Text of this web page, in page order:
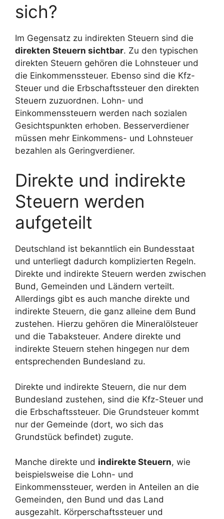
sich?
Im Gegensatz zu indirekten Steuern sind die
direkten Steuern sichtbar. Zu den typischen
direkten Steuern gehören die Lohnsteuer und
die Einkommenssteuer. Ebenso sind die Kfz-
Steuer und die Erbschaftssteuer den direkten
Steuern zuzuordnen. Lohn- und
Einkommenssteuern werden nach sozialen
Gesichtspunkten erhoben. Besserverdiener
müssen mehr Einkommens- und Lohnsteuer
bezahlen als Geringverdiener.
Direkte und indirekte
Steuern werden
aufgeteilt
Deutschland ist bekanntlich ein Bundesstaat
und unterliegt dadurch komplizierten Regeln.
Direkte und indirekte Steuern werden zwischen
Bund, Gemeinden und Ländern verteilt.
Allerdings gibt es auch manche direkte und
indirekte Steuern, die ganz alleine dem Bund
zustehen. Hierzu gehören die Mineralölsteuer
und die Tabaksteuer. Andere direkte und
indirekte Steuern stehen hingegen nur dem
entsprechenden Bundesland zu.
Direkte und indirekte Steuern, die nur dem
Bundesland zustehen, sind die Kfz-Steuer und
die Erbschaftssteuer. Die Grundsteuer kommt
nur der Gemeinde (dort, wo sich das
Grundstück befindet) zugute.
Manche direkte und indirekte Steuern, wie
beispielsweise die Lohn- und
Einkommenssteuer, werden in Anteilen an die
Gemeinden, den Bund und das Land
ausgezahlt. Körperschaftssteuer und